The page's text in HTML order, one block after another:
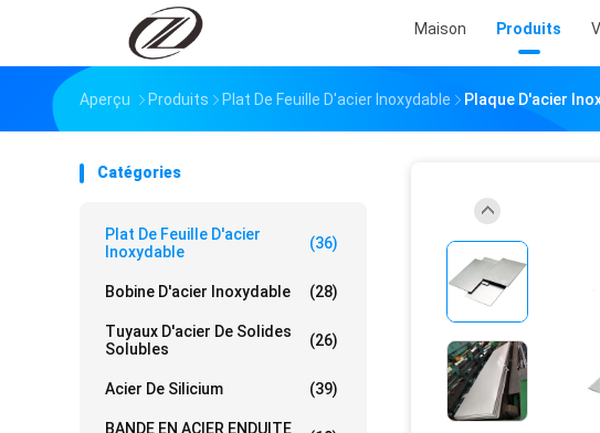
Maison Produits
Aperçu Produits Plat De Feuille D'acier Inoxydable Plaque D'acier
Catégories
Plat De Feuille D'acier
Inoxydable
(36)
Bobine D'acier Inoxydable (28)
Tuyaux D'acier De Solides
Solubles
(26)
Acier De Silicium (39)
BANDE EN ACIER ENDUITE